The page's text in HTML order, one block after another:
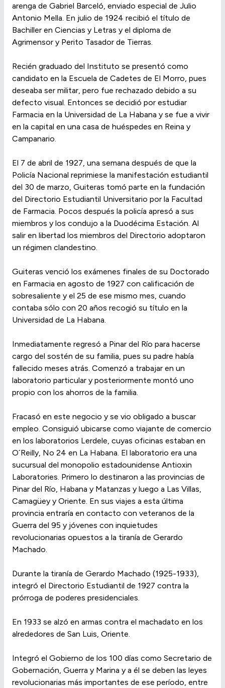
arenga de Gabriel Barceló, enviado especial de Julio
Antonio Mella. En julio de 1924 recibió el título de
Bachiller en Ciencias y Letras y el diploma de
Agrimensor y Perito Tasador de Tierras.
Recién graduado del Instituto se presentó como
candidato en la Escuela de Cadetes de El Morro, pues
deseaba ser militar, pero fue rechazado debido a su
defecto visual. Entonces se decidió por estudiar
Farmacia en la Universidad de La Habana y se fue a vivir
en la capital en una casa de huéspedes en Reina y
Campanario.
El 7 de abril de 1927, una semana después de que la
Policía Nacional reprimiese la manifestación estudiantil
del 30 de marzo, Guiteras tomó parte en la fundación
del Directorio Estudiantil Universitario por la Facultad
de Farmacia. Pocos después la policía apresó a sus
miembros y los condujo a la Duodécima Estación. Al
salir en libertad los miembros del Directorio adoptaron
un régimen clandestino.
Guiteras venció los exámenes finales de su Doctorado
en Farmacia en agosto de 1927 con calificación de
sobresaliente y el 25 de ese mismo mes, cuando
contaba sólo con 20 años recogió su título en la
Universidad de La Habana.
Inmediatamente regresó a Pinar del Río para hacerse
cargo del sostén de su familia, pues su padre había
fallecido meses atrás. Comenzó a trabajar en un
laboratorio particular y posteriormente montó uno
propio con los ahorros de la familia.
Fracasó en este negocio y se vio obligado a buscar
empleo. Consiguió ubicarse como viajante de comercio
en los laboratorios Lerdele, cuyas oficinas estaban en
O´Reilly, No 24 en La Habana. El laboratorio era una
sucursual del monopolio estadounidense Antioxin
Laboratories. Primero lo destinaron a las provincias de
Pinar del Río, Habana y Matanzas y luego a Las Villas,
Camagüey y Oriente. En sus viajes a esta última
provincia entraría en contacto con veteranos de la
Guerra del 95 y jóvenes con inquietudes
revolucionarias opuestos a la tiranía de Gerardo
Machado.
Durante la tiranía de Gerardo Machado (1925-1933),
integró el Directorio Estudiantil de 1927 contra la
prórroga de poderes presidenciales.
En 1933 se alzó en armas contra el machadato en los
alrededores de San Luis, Oriente.
Integró el Gobierno de los 100 días como Secretario de
Gobernación, Guerra y Marina y a él se deben las leyes
revolucionarias más importantes de ese período, entre